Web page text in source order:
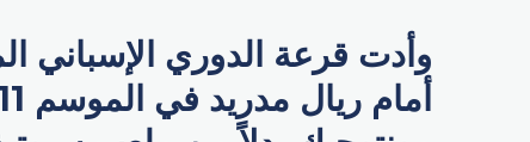
وأدت قرعة الدوري الإسباني